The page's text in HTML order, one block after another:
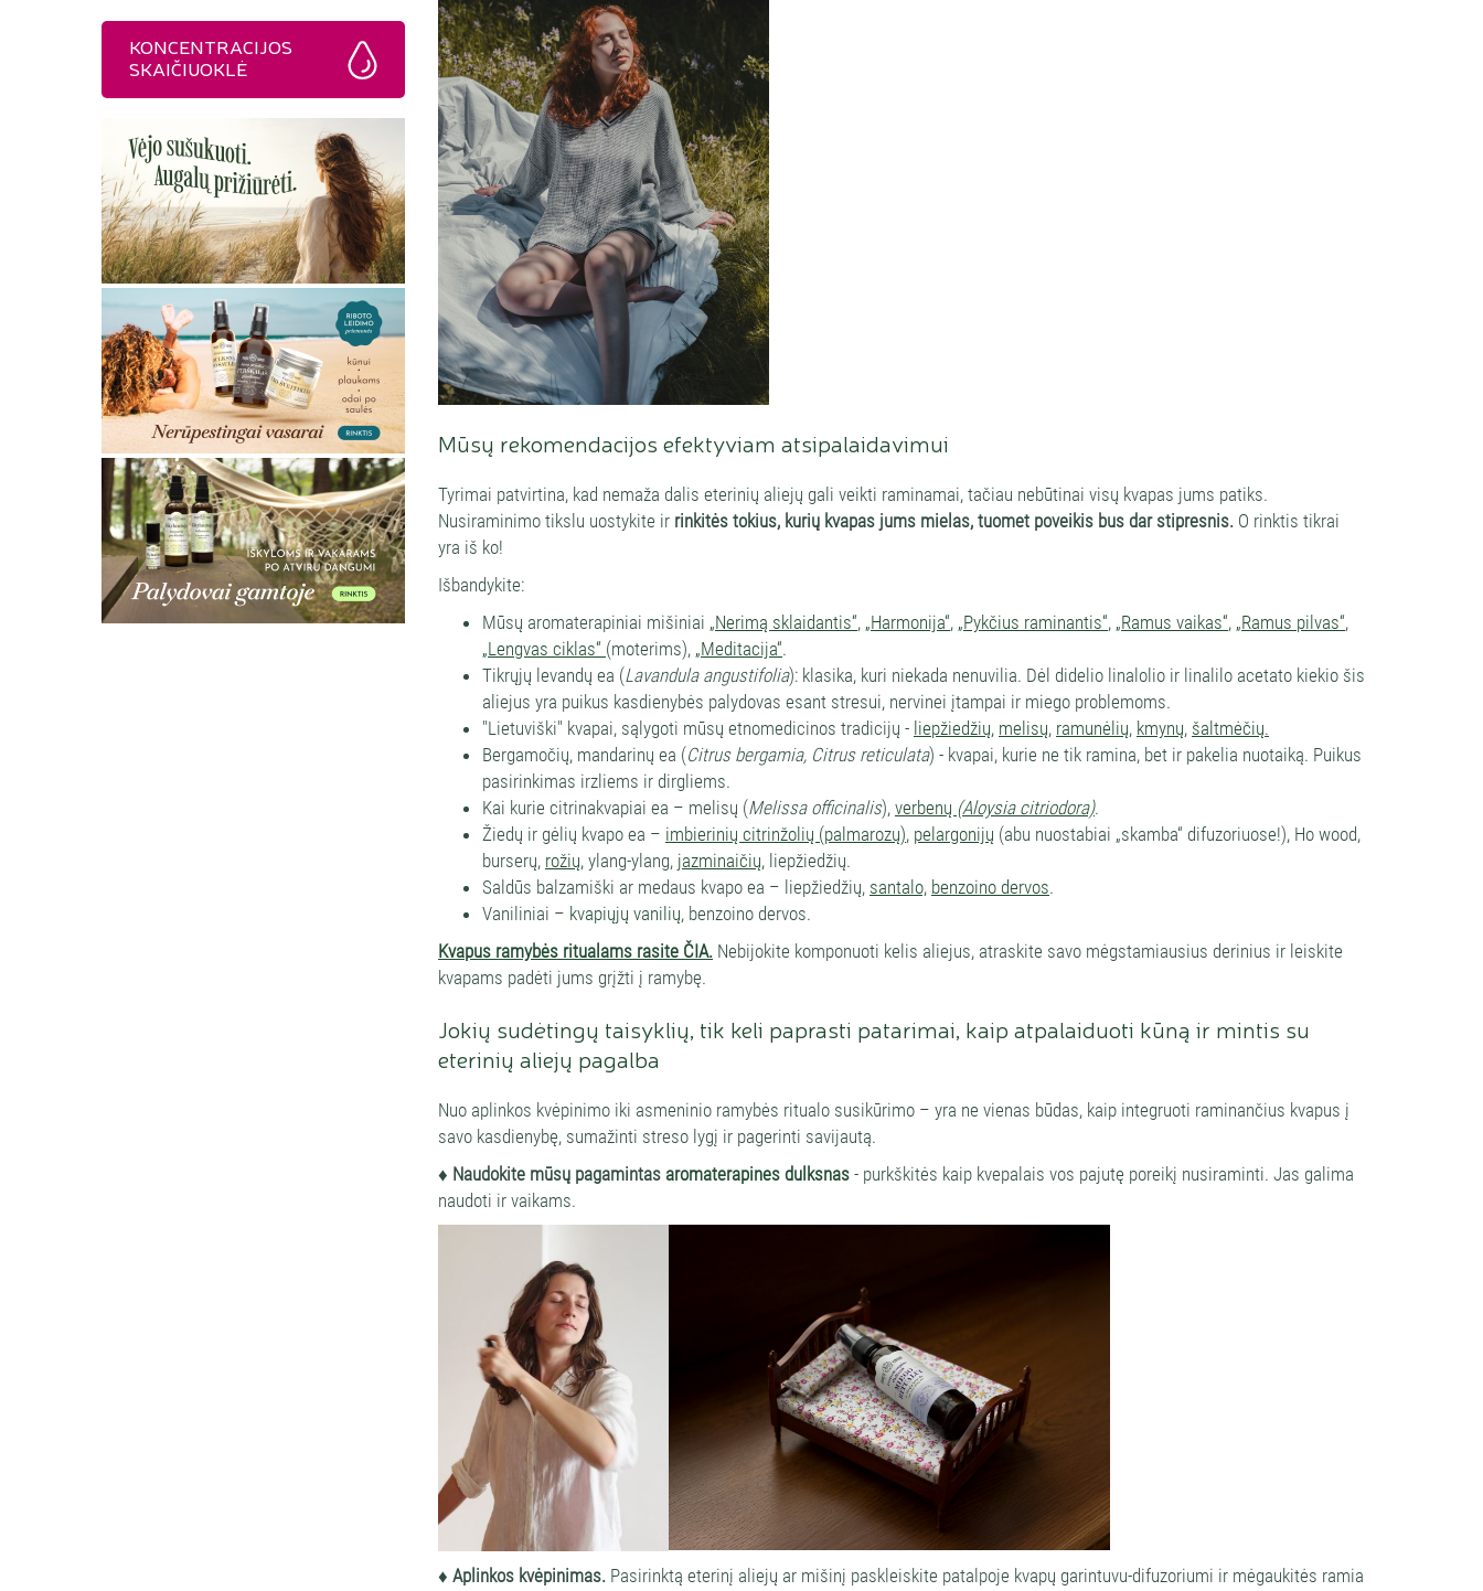
Mūsų rekomendacijos efektyviam atsipalaidavimui
Tyrimai patvirtina, kad nemaža dalis eterinių aliejų gali veikti raminamai, tačiau nebūtinai visų kvapas jums patiks.
Nusiraminimo tikslu uostykite ir rinkitės tokius, kurių kvapas jums mielas, tuomet poveikis bus dar stipresnis. O rinktis tikrai
yra iš ko!
Išbandykite:
Mūsų aromaterapiniai mišiniai „Nerimą sklaidantis“, „Harmonija“, „Pykčius raminantis“, „Ramus vaikas“, „Ramus pilvas“,
„Lengvas ciklas“ (moterims), „Meditacija“.
Tikrųjų levandų ea (Lavandula angustifolia): klasika, kuri niekada nenuvilia. Dėl didelio linalolio ir linalilo acetato kiekio šis
aliejus yra puikus kasdienybės palydovas esant stresui, nervinei įtampai ir miego problemoms.
"Lietuviški" kvapai, sąlygoti mūsų etnomedicinos tradicijų - liepžiedžių, melisų, ramunėlių, kmynų, šaltmėčių.
Bergamočių, mandarinų ea (Citrus bergamia, Citrus reticulata) - kvapai, kurie ne tik ramina, bet ir pakelia nuotaiką. Puikus
pasirinkimas irzliems ir dirgliems.
Kai kurie citrinakvapiai ea – melisų (Melissa officinalis), verbenų (Aloysia citriodora).
Žiedų ir gėlių kvapo ea – imbierinių citrinžolių (palmarozų), pelargonijų (abu nuostabiai „skamba“ difuzoriuose!), Ho wood,
burserų, rožių, ylang-ylang, jazminaičių, liepžiedžių.
Saldūs balzamiški ar medaus kvapo ea – liepžiedžių, santalo, benzoino dervos.
Vaniliniai – kvapiųjų vanilių, benzoino dervos.
Kvapus ramybės ritualams rasite ČIA. Nebijokite komponuoti kelis aliejus, atraskite savo mėgstamiausius derinius ir leiskite
kvapams padėti jums grįžti į ramybę.
Jokių sudėtingų taisyklių, tik keli paprasti patarimai, kaip atpalaiduoti kūną ir mintis su
eterinių aliejų pagalba
Nuo aplinkos kvėpinimo iki asmeninio ramybės ritualo susikūrimo – yra ne vienas būdas, kaip integruoti raminančius kvapus į
savo kasdienybę, sumažinti streso lygį ir pagerinti savijautą.
♦ Naudokite mūsų pagamintas aromaterapines dulksnas - purkškitės kaip kvepalais vos pajutę poreikį nusiraminti. Jas galima
naudoti ir vaikams.
♦ Aplinkos kvėpinimas. Pasirinktą eterinį aliejų ar mišinį paskleiskite patalpoje kvapų garintuvu-difuzoriumi ir mėgaukitės ramia
KONCENTRACIJOS
SKAIČIUOKLĖ